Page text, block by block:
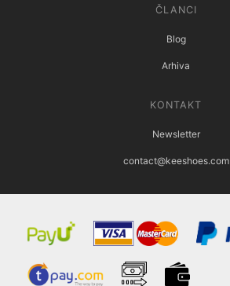
ČLANCI
Blog
Arhiva
KONTAKT
Newsletter
contact@keeshoes.com